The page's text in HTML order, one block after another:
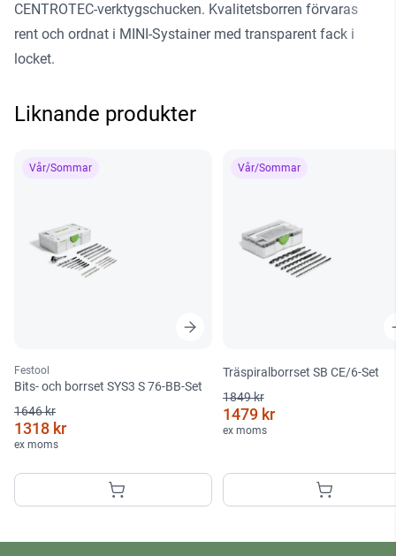
CENTROTEC-verktygschucken. Kvalitetsborren förvaras
rent och ordnat i MINI-Systainer med transparent fack i
locket.
Liknande produkter
Vår/Sommar
Festool
Bits- och borrset SYS3 S 76-BB-Set
1646 kr
1318 kr
ex moms
Vår/Sommar
Träspiralborrset SB CE/6-Set
1849 kr
1479 kr
ex moms